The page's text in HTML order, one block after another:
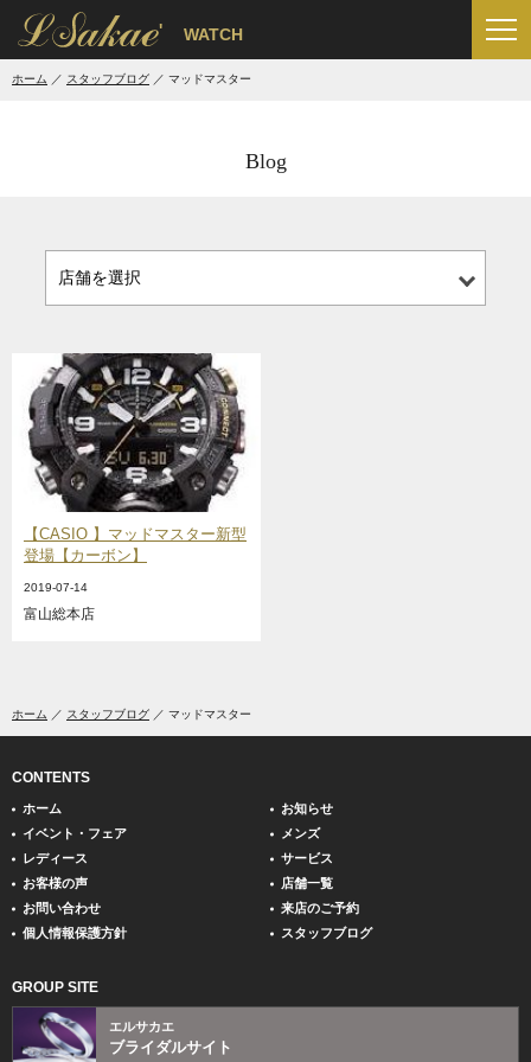
' WATCH
ホーム スタッフブログ マッドマスター
Blog
【CASIO 】マッドマスター新型
登場【カーボン】
2019-07-14
富山総本店
ホーム スタッフブログ マッドマスター
CONTENTS
ホーム
お知らせ
イベント・フェア
メンズ
レディース
サービス
お客様の声
店舗一覧
お問い合わせ
来店のご予約
個人情報保護方針
スタッフブログ
GROUP SITE
エルサカエ
ブライダルサイト